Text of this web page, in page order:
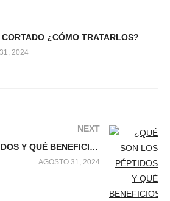
¿CÓMO TRATARLOS?
2024
NEXT
¿QUÉ SON LOS PÉPTIDOS Y QUÉ BENEFICIOS TIENEN?
AGOSTO 31, 2024